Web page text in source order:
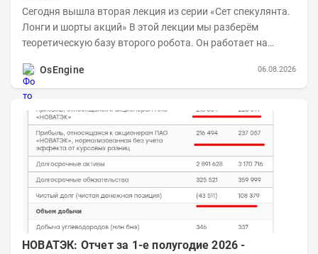
Сегодня вышла вторая лекция из серии «Сет спекулянта.
Лонги и шорты акций» В этой лекции мы разберём
теоретическую базу второго робота. Он работает на
OsEngine
06.08.2026
НОВАТЭК: Отчет за 1-е полугодие 2026 -